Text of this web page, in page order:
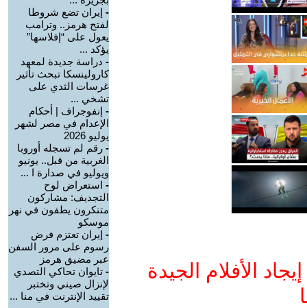
الأفلام الجيدة
- إيران تضع شروطا
لفتح هرمز.. وترامب
يعول على “إفلاسها”
يؤكد ...
- دراسة جديدة لمعهد
كارولينسكا تبحث تأثير
غرسات الثدي على
تشخي ...
- إنفوجراف | أحكام
الإعدام في مصر لشهر
يوليو 2026
- رقم لم تسجله أوروبا
الغربية من قبل.. يونيو
ويوليو في صدارة ا ...
- استعراض لوح
التجديف: مشاركون
متنكرون يطفون في نهر
موسكو
- إيران تعتزم فرض
رسوم على مرور السفن
عبر مضيق هرمز
- تايوان تحاكي التصدي
لإنزال صيني وتختبر
تقييد الإنترنت في منا ...